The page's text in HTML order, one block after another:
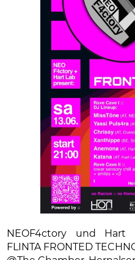
NEOF4ctory und Hart
FLINTA FRONTED